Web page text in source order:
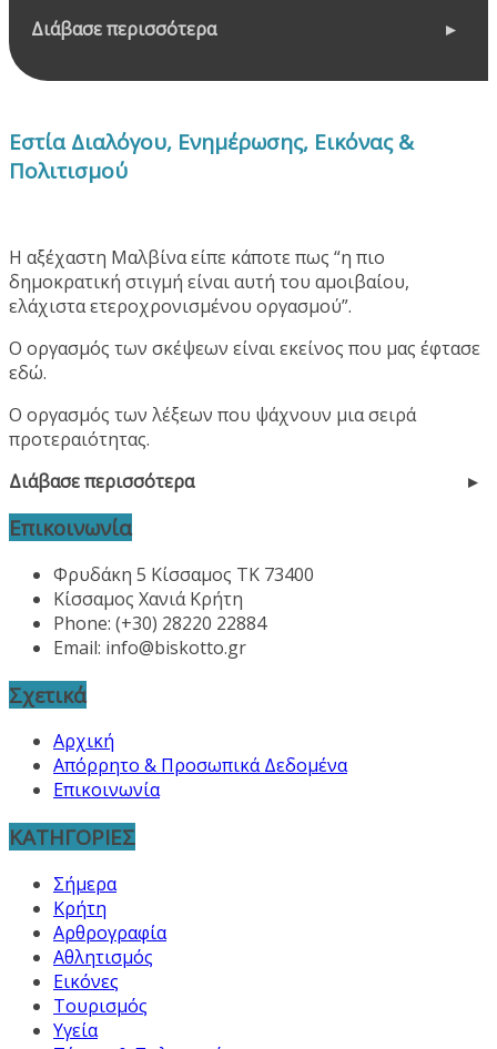
Διάβασε περισσότερα
Εστία Διαλόγου, Ενημέρωσης, Εικόνας &
Πολιτισμού
Η αξέχαστη Μαλβίνα είπε κάποτε πως “η πιο
δημοκρατική στιγμή είναι αυτή του αμοιβαίου,
ελάχιστα ετεροχρονισμένου οργασμού”.
Ο οργασμός των σκέψεων είναι εκείνος που μας έφτασε
εδώ.
Ο οργασμός των λέξεων που ψάχνουν μια σειρά
προτεραιότητας.
Διάβασε περισσότερα
Επικοινωνία
Φρυδάκη 5 Κίσσαμος ΤΚ 73400
Κίσσαμος Χανιά Κρήτη
Phone: (+30) 28220 22884
Email: info@biskotto.gr
Σχετικά
Αρχική
Απόρρητο & Προσωπικά Δεδομένα
Επικοινωνία
ΚΑΤΗΓΟΡΙΕΣ
Σήμερα
Κρήτη
Αρθρογραφία
Αθλητισμός
Εικόνες
Τουρισμός
Υγεία